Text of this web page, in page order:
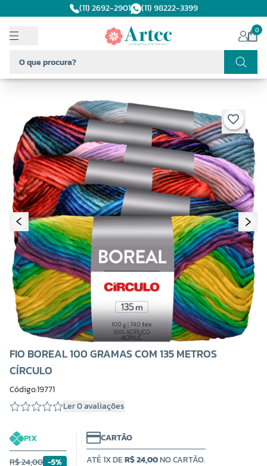
(11) 2692-2901 (11) 98222-3399
0
FIO BOREAL 100 GRAMAS COM 135 METROS
CÍRCULO
Código:19771
Ler 0 avaliações
PIX
R$ 24,00 -5%
CARTÃO
ATÉ 1X DER$ 24,00NO CARTÃO.